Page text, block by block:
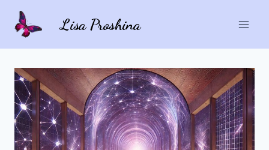
Перейти
содержимому
Lisa Proshina